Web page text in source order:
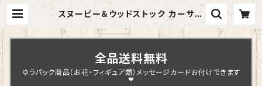
スヌーピー＆ウッドストック カーサー
フィン JIM SHORE フィギュア プレ
ゼント ギフト グッズ お祝い 人形 置
物 ジムショア 結婚祝い 入籍祝い 誕
生日プレゼント 還暦祝い お祝い プ
ロポーズ 結婚記念日 スヌーピー ウ
ッドストック サーフィン 車 | Chopi
n Design
全品送料無料
ゆうパック商品（お花・フィギュア類）メッセージカードお付けできます
❤